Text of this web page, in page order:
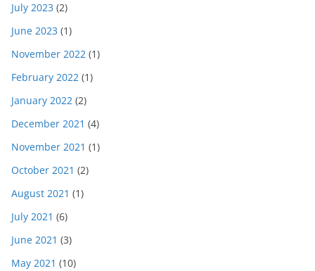
July 2023 (2)
June 2023 (1)
November 2022 (1)
February 2022 (1)
January 2022 (2)
December 2021 (4)
November 2021 (1)
October 2021 (2)
August 2021 (1)
July 2021 (6)
June 2021 (3)
May 2021 (10)